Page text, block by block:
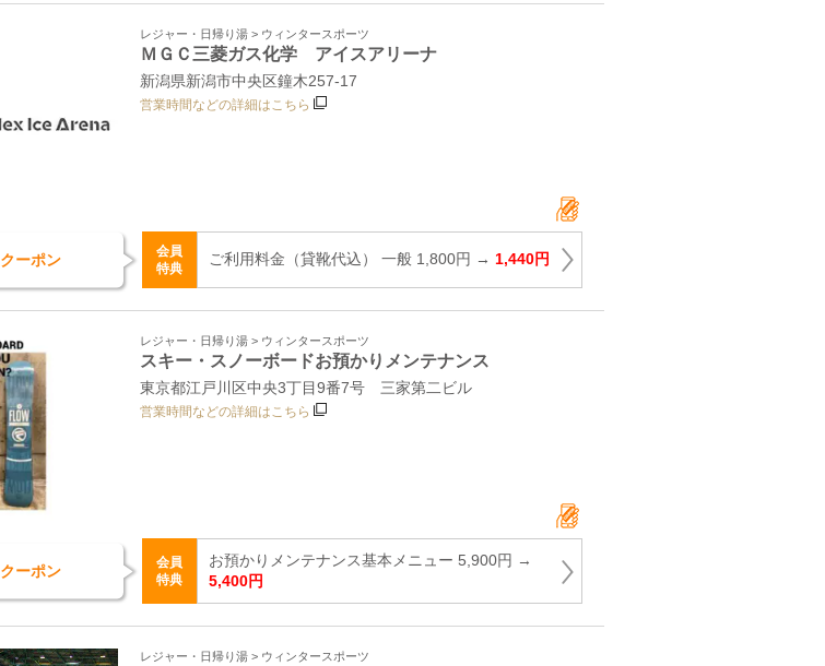
レジャー・日帰り湯 > ウィンタースポーツ
ＭＧＣ三菱ガス化学 アイスアリーナ
新潟県新潟市中央区鐘木257-17
営業時間などの詳細はこちら
クーポン
会員
特典
ご利用料金（貸靴代込） 一般 1,800円 → 1,440円
レジャー・日帰り湯 > ウィンタースポーツ
スキー・スノーボードお預かりメンテナンス
東京都江戸川区中央3丁目9番7号 三家第二ビル
営業時間などの詳細はこちら
クーポン
会員
特典
お預かりメンテナンス基本メニュー 5,900円 →
5,400円
レジャー・日帰り湯 > ウィンタースポーツ